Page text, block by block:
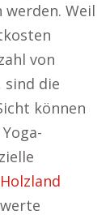
Weil
von
die
können